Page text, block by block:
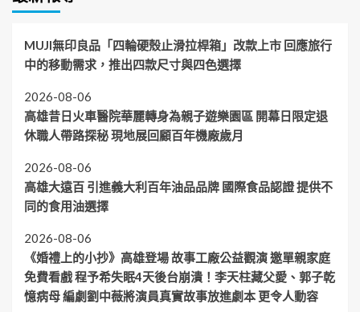
MUJI無印良品「四輪硬殼止滑拉桿箱」改款上市 回應旅行
中的移動需求，推出四款尺寸與四色選擇
2026-08-06
高雄昔日火車醫院華麗轉身為親子遊樂園區 開幕日限定退
休職人帶路探秘 現地展回顧百年機廠歲月
2026-08-06
高雄大遠百 引進義大利百年油品品牌 國際食品認證 提供不
同的食用油選擇
2026-08-06
《婚禮上的小抄》高雄登場 故事工廠公益觀演 邀單親家庭
免費看戲 程予希失眠4天後台崩潰！李天柱藏父愛、郭子乾
憶病母 編劇劉中薇將演員真實故事放進劇本 更令人動容